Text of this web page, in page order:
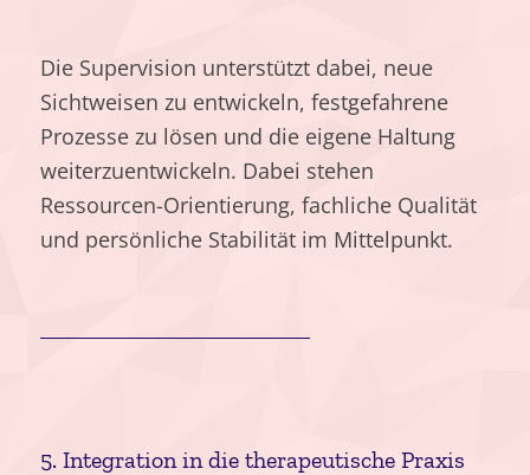
Die Supervision unterstützt dabei, neue
Sichtweisen zu entwickeln, festgefahrene
Prozesse zu lösen und die eigene Haltung
weiterzuentwickeln. Dabei stehen
Ressourcen-Orientierung, fachliche Qualität
und persönliche Stabilität im Mittelpunkt.
5. Integration in die therapeutische Praxis